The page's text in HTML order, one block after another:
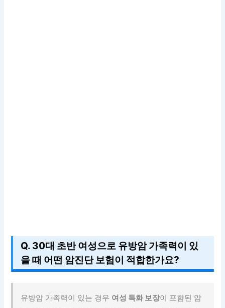
Q. 30대 초반 여성으로 유방암 가족력이 있
을 때 어떤 암진단 보험이 적합한가요?
유방암 가족력이 있는 경우 여성 특화 보장이 포함된 암